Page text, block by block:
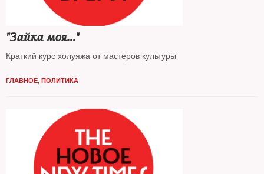
"Зайка моя..."
Краткий курс холуяжа от мастеров культуры
ГЛАВНОЕ, ПОЛИТИКА